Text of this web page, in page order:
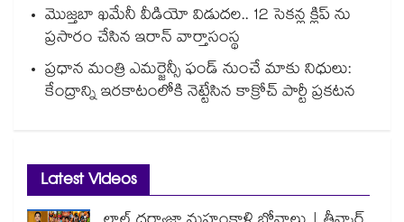
మొజ్తబా ఖమేనీ వీడియో విడుదల.. 12 సెకన్ల క్లిప్ ను
ప్రసారం చేసిన ఇరాన్ వార్తాసంస్థ
ప్రధాన మంత్రి ఎమర్జెన్సీ ఫండ్ నుంచే మాకు నిధులు:
కేంద్రాన్ని ఇరకాటంలోకి నెట్టేసిన కాక్రోచ్ పార్టీ ప్రకటన
Latest Videos